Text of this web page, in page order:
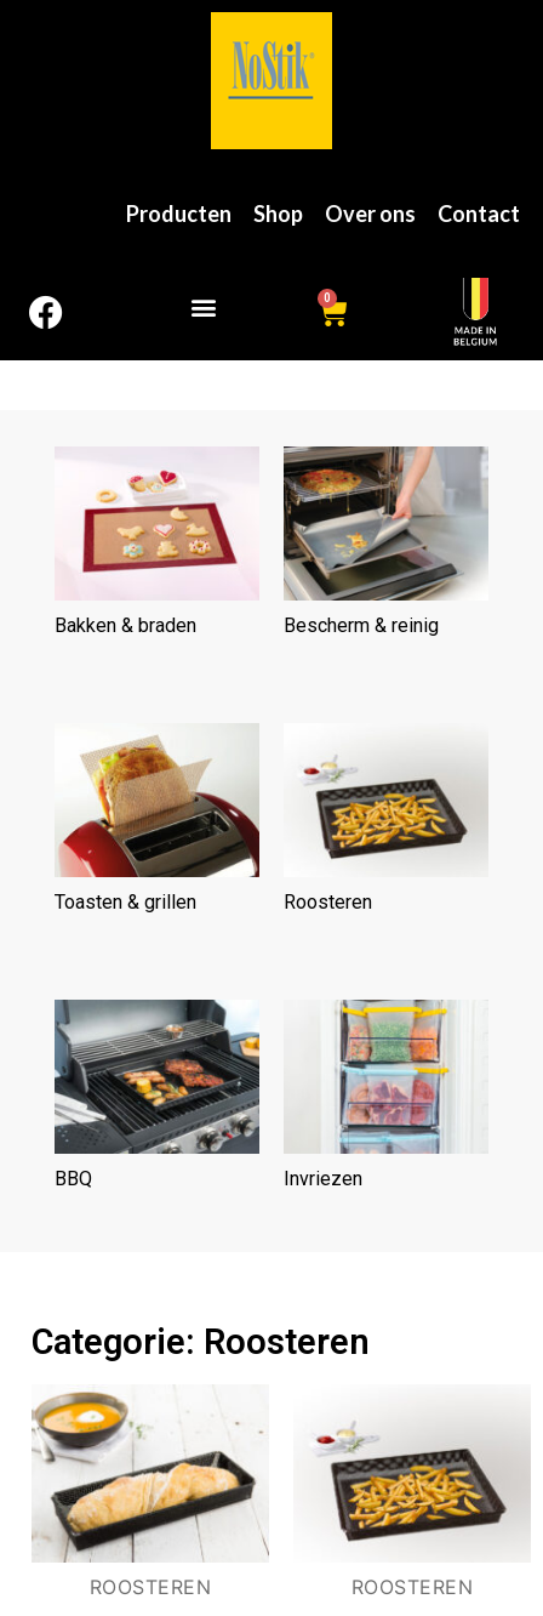
Producten Shop Over ons Contact
0
Bakken & braden Bescherm & reinig
Toasten & grillen Roosteren
BBQ Invriezen
Categorie: Roosteren
ROOSTEREN
ROOSTEREN